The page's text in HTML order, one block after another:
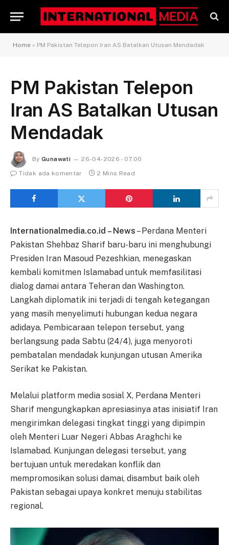
Home » PM Pakistan Telepon Iran AS Batalkan Utusan Mendadak
PM Pakistan Telepon
Iran AS Batalkan Utusan
Mendadak
By Gunawati
26-04-2026 - 07.00
Tidak ada komentar
2 Mins Read
Internationalmedia.co.id – News – Perdana Menteri
Pakistan Shehbaz Sharif baru-baru ini menghubungi
Presiden Iran Masoud Pezeshkian, menegaskan
kembali komitmen Islamabad untuk memfasilitasi
dialog damai antara Teheran dan Washington.
Langkah diplomatik ini terjadi di tengah ketegangan
yang masih menyelimuti hubungan kedua negara
adidaya. Pembicaraan telepon tersebut, yang
berlangsung pada Sabtu (24/4), juga menyoroti
pembatalan mendadak kunjungan utusan Amerika
Serikat ke Pakistan.
Melalui platform media sosial X, Perdana Menteri
Sharif mengungkapkan apresiasinya atas inisiatif Iran
mengirimkan delegasi tingkat tinggi yang dipimpin
oleh Menteri Luar Negeri Abbas Araghchi ke
Islamabad. Kunjungan delegasi tersebut, yang
bertujuan untuk meredakan konflik dan
mempromosikan solusi damai, disambut baik oleh
Pakistan sebagai upaya konkret menuju stabilitas
regional.